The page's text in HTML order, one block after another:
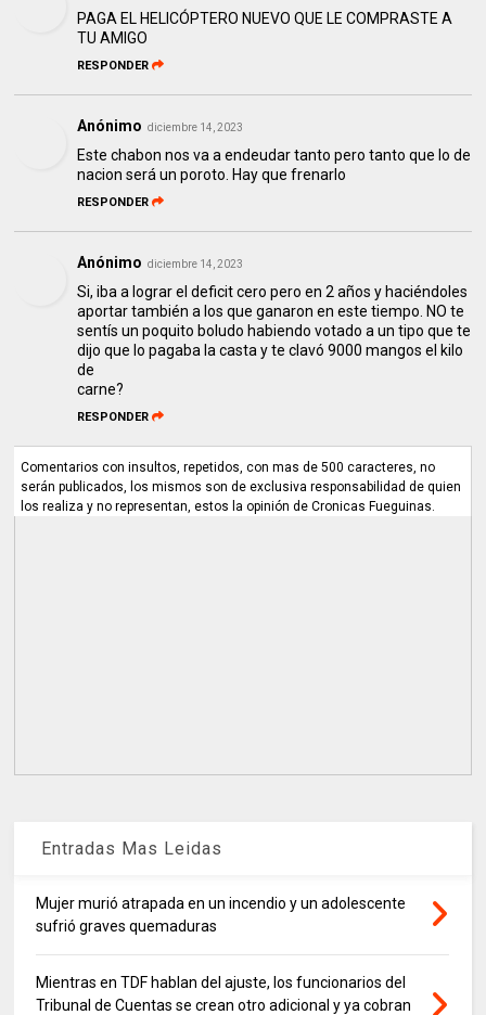
PAGA EL HELICÓPTERO NUEVO QUE LE COMPRASTE A
TU AMIGO
RESPONDER
Anónimo diciembre 14, 2023
Este chabon nos va a endeudar tanto pero tanto que lo de
nacion será un poroto. Hay que frenarlo
RESPONDER
Anónimo diciembre 14, 2023
Si, iba a lograr el deficit cero pero en 2 años y haciéndoles
aportar también a los que ganaron en este tiempo. NO te
sentís un poquito boludo habiendo votado a un tipo que te
dijo que lo pagaba la casta y te clavó 9000 mangos el kilo
de
carne?
RESPONDER
Comentarios con insultos, repetidos, con mas de 500 caracteres, no
serán publicados, los mismos son de exclusiva responsabilidad de quien
los realiza y no representan, estos la opinión de Cronicas Fueguinas.
Entradas Mas Leidas
Mujer murió atrapada en un incendio y un adolescente
sufrió graves quemaduras
Mientras en TDF hablan del ajuste, los funcionarios del
Tribunal de Cuentas se crean otro adicional y ya cobran